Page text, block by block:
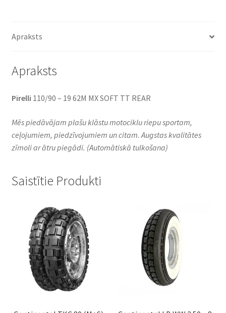
Apraksts
Apraksts
Pirelli 110/90 – 19 62M MX SOFT TT REAR
Mēs piedāvājam plašu klāstu motociklu riepu sportam,
ceļojumiem, piedzīvojumiem un citam. Augstas kvalitātes
zīmoli ar ātru piegādi. (Automātiskā tulkošana)
Saistītie Produkti